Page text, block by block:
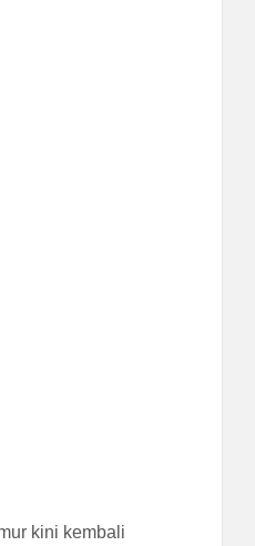
kini kembali